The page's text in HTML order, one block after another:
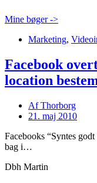
Mine bøger ->
Marketing,
Facebook
location
AfThorborg
21. maj 2010
Facebooks “Syntes
bag i…
Dbh Martin